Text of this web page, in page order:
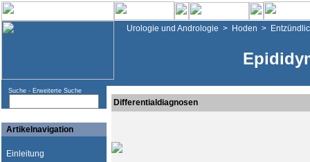
Urologie und Andrologie > Hoden >
Suche - Erweiterte Suche
Artikelnavigation
Einleitung
Differentialdiagnosen